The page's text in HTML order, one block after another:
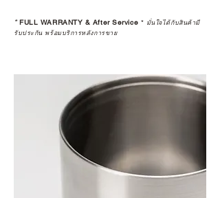
ในอุปกรณ์ที่คุณรัก มีคุณค่าอย่าง
ตัวแทนจำหน่ายที่ได้รับการแต่งตั้ง
เพื่อให้คุณได้รับทั้งสินค้า และ
ประสบการณ์ที่สมบูรณ์แบบในระยะ
อ่านต่อเรื่องการรับประกันสินค้าได้
*FULL WARRANTY & After Service * มั่นใจได้กับสินค้ามี
รับประกัน พร้อมบริการหลังการขาย